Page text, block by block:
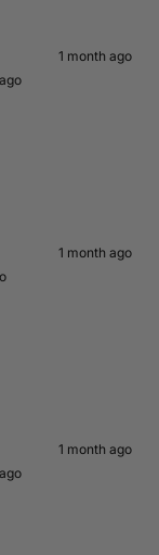
1 month ago
1 month ago
1 month ago